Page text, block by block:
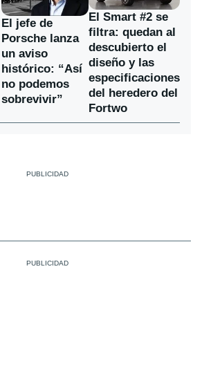
El jefe de
Porsche lanza
un aviso
histórico: “Así
no podemos
sobrevivir”
El Smart #2 se
filtra: quedan al
descubierto el
diseño y las
especificaciones
del heredero del
Fortwo